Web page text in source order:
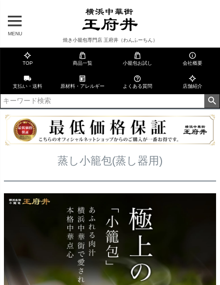
MENU
焼き小籠包専門店 王府井（わんふーちん）
TOP 商品一覧 小籠包お試し 会社概要
支払い・送料 原材料・アレルギー よくある質問 店舗紹介
蒸し小籠包(蒸し器用)